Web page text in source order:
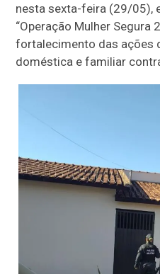
nesta sexta-feira (29/05),
“Operação Mulher Segura
fortalecimento das ações
doméstica e familiar